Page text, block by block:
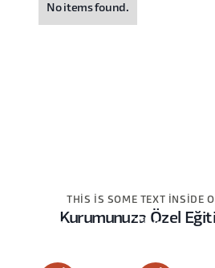
No items found.
THIS IS SOME TEXT INSIDE
Kurumunuza Özel
This
This